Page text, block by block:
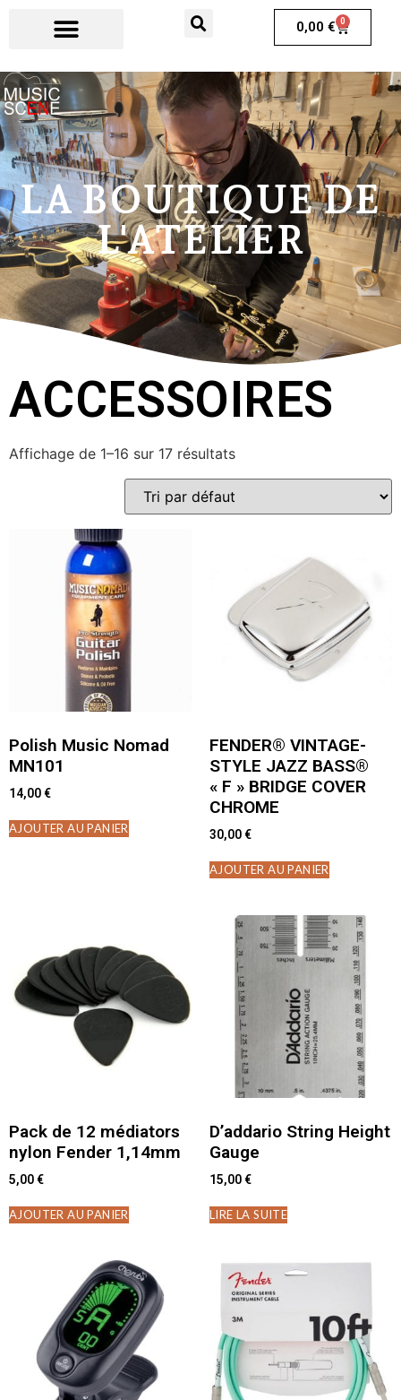
0,00 € 0
LA BOUTIQUE DE
L'ATELIER
ACCESSOIRES
Affichage de 1–16 sur 17 résultats
Polish Music Nomad
MN101
14,00€
AJOUTER AU PANIER
FENDER® VINTAGE-
STYLE JAZZ BASS®
« F » BRIDGE COVER
CHROME
30,00€
AJOUTER AU PANIER
Pack de 12 médiators
nylon Fender 1,14mm
5,00€
AJOUTER AU PANIER
D’addario String Height
Gauge
15,00€
LIRE LA SUITE